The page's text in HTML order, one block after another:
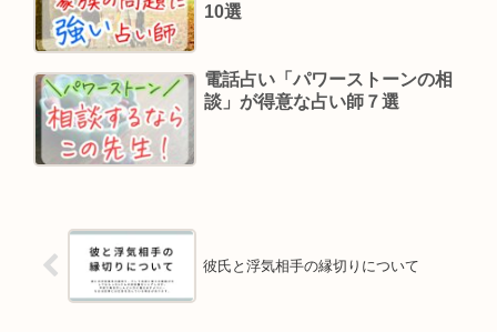
10選
電話占い「パワーストーンの相
談」が得意な占い師７選
彼氏と浮気相手の縁切りについて